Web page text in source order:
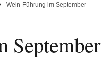
Wein-Führung im September
September